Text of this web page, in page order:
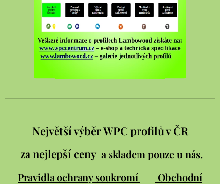
Největší výběr WPC profilů v ČR
za nejlepší ceny a skladem pouze u nás.
Pravidla ochrany soukromí
Obchodní